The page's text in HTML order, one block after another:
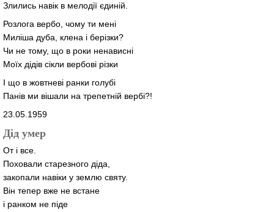
Злились навік в мелодії єдиній.
Розлога вербо, чому ти мені
Миліша дуба, клена і берізки?
Чи не тому, що в роки ненависні
Моїх дідів сікли вербові різки
І що в жовтневі ранки голубі
Панів ми вішали на трепетній вербі?!
23.05.1959
Дід умер
От і все.
Поховали старезного діда,
закопали навіки у землю святу.
Він тепер вже не встане
і ранком не піде